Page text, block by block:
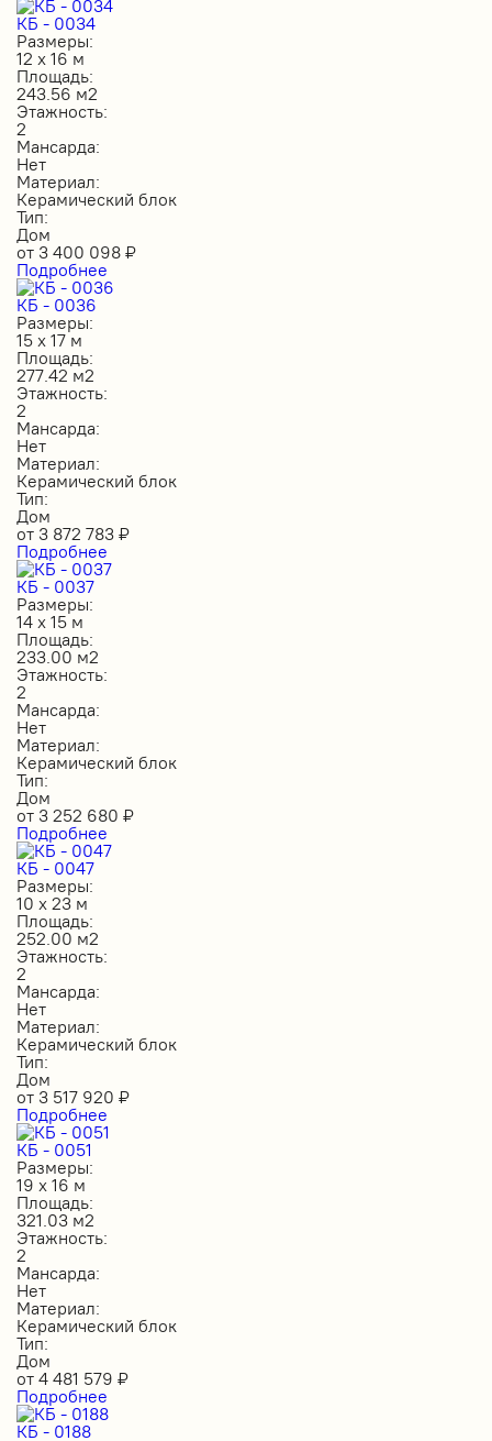
КБ - 0034
Размеры:
12 х 16 м
Площадь:
243.56 м2
Этажность:
2
Мансарда:
Нет
Материал:
Керамический блок
Тип:
Дом
от 3 400 098 ₽
Подробнее
КБ - 0036
Размеры:
15 х 17 м
Площадь:
277.42 м2
Этажность:
2
Мансарда:
Нет
Материал:
Керамический блок
Тип:
Дом
от 3 872 783 ₽
Подробнее
КБ - 0037
Размеры:
14 х 15 м
Площадь:
233.00 м2
Этажность:
2
Мансарда:
Нет
Материал:
Керамический блок
Тип:
Дом
от 3 252 680 ₽
Подробнее
КБ - 0047
Размеры:
10 х 23 м
Площадь:
252.00 м2
Этажность:
2
Мансарда:
Нет
Материал:
Керамический блок
Тип:
Дом
от 3 517 920 ₽
Подробнее
КБ - 0051
Размеры:
19 х 16 м
Площадь:
321.03 м2
Этажность:
2
Мансарда:
Нет
Материал:
Керамический блок
Тип:
Дом
от 4 481 579 ₽
Подробнее
КБ - 0188